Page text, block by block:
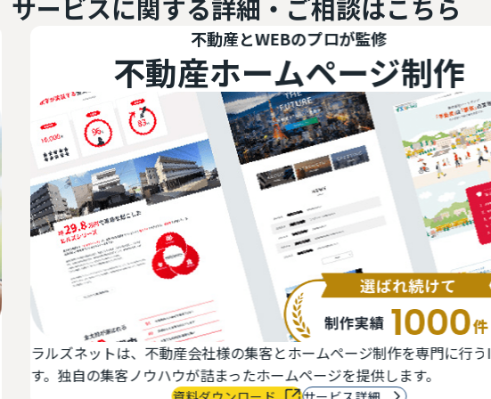
サービスに関する詳細・ご相談はこちら
不動産とWEBのプロが監修
不動産ホームページ制作
ズネットは、不動産会社様の集客とホームページ制作を専門に行うIT企業で
独自の集客ノウハウが詰まったホームページを提供します。